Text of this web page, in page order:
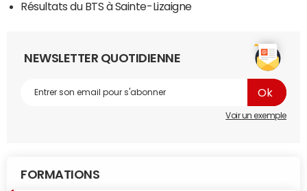
Résultats du BTS à Sainte-Lizaigne
NEWSLETTER QUOTIDIENNE
Voir un exemple
FORMATIONS